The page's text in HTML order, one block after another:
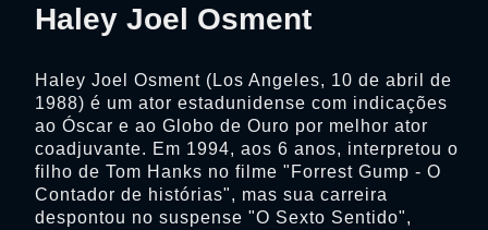
Haley Joel Osment
Haley Joel Osment (Los Angeles, 10 de abril de
1988) é um ator estadunidense com indicações
ao Óscar e ao Globo de Ouro por melhor ator
coadjuvante. Em 1994, aos 6 anos, interpretou o
filho de Tom Hanks no filme "Forrest Gump - O
Contador de histórias", mas sua carreira
despontou no suspense "O Sexto Sentido",